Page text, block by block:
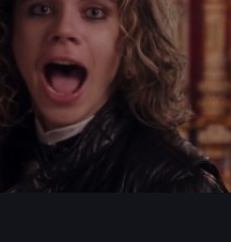
-06:24
Mute